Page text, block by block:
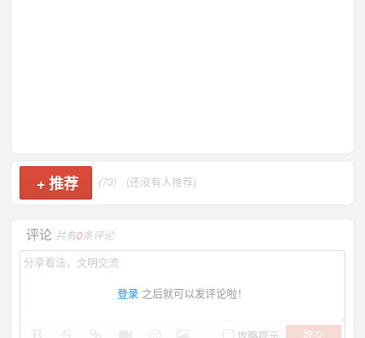
+推荐 (73) (还没有人推荐)
评论 共有0条评论
登录 之后就可以发评论啦！